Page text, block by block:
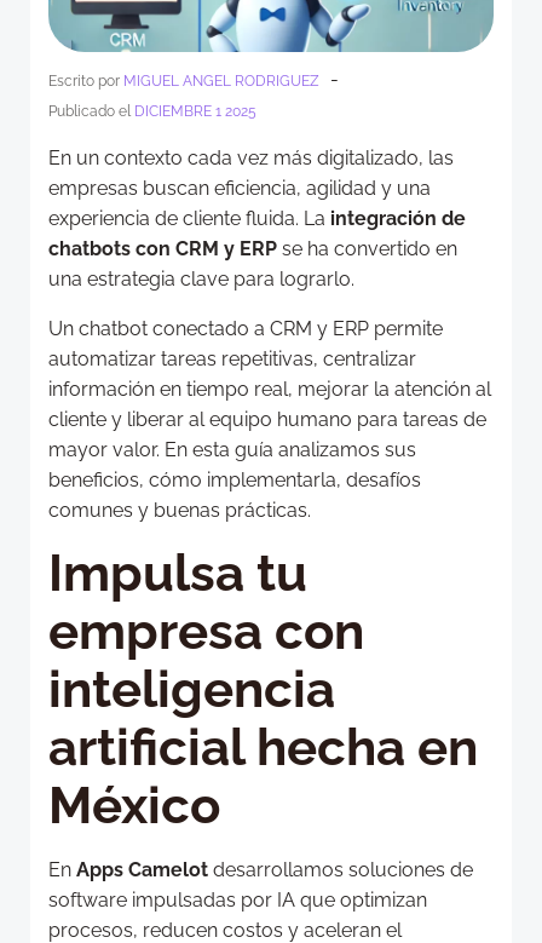
Escrito por MIGUEL ANGEL RODRIGUEZ -
Publicado el DICIEMBRE 1 2025
En un contexto cada vez más digitalizado, las
empresas buscan eficiencia, agilidad y una
experiencia de cliente fluida. La integración de
chatbots con CRM y ERP se ha convertido en
una estrategia clave para lograrlo.
Un chatbot conectado a CRM y ERP permite
automatizar tareas repetitivas, centralizar
información en tiempo real, mejorar la atención al
cliente y liberar al equipo humano para tareas de
mayor valor. En esta guía analizamos sus
beneficios, cómo implementarla, desafíos
comunes y buenas prácticas.
Impulsa tu
empresa con
inteligencia
artificial hecha en
México
En Apps Camelot desarrollamos soluciones de
software impulsadas por IA que optimizan
procesos, reducen costos y aceleran el